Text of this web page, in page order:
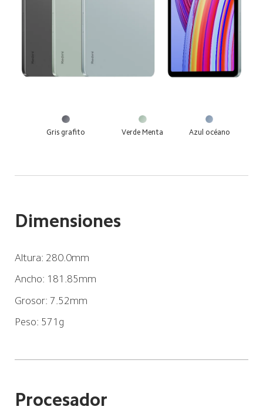
Gris grafito Verde Menta Azul océano
Dimensiones
Altura: 280.0mm
Ancho: 181.85mm
Grosor: 7.52mm
Peso: 571g
Procesador